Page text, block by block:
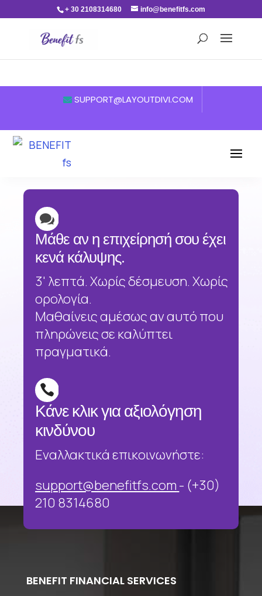
+ 30 2108314680 info@benefitfs.com
SUPPORT@LAYOUTDIVI.COM

Μάθε αν η επιχείρησή σου έχει
κενά κάλυψης.
3' λεπτά. Χωρίς δέσμευση. Χωρίς
ορολογία.
Μαθαίνεις αμέσως αν αυτό που
πληρώνεις σε καλύπτει
πραγματικά.

Κάνε κλικ για αξιολόγηση
κινδύνου
Εναλλακτικά επικοινωνήστε:
support@benefitfs.com - (+30)
210 8314680
BENEFIT FINANCIAL SERVICES